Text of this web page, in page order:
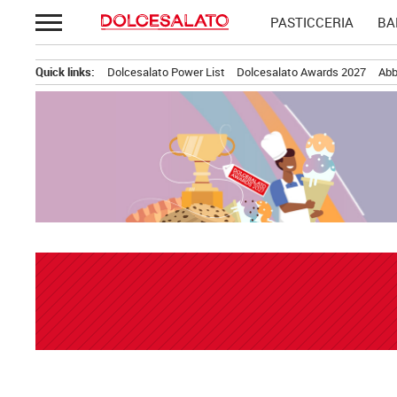
Passa
al
PASTICCERIA
Quick links: Dolcesalato Power List Dolcesalato Awards 2027